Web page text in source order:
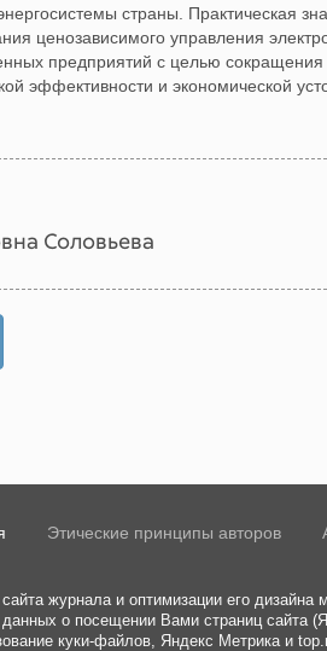
страны. Практическая
ценозависимого управления
предприятий с целью сокращения
эффективности и экономической
Соловьева
Этические принципы авторов
журнала и оптимизации его
данных о посещении Вами страниц
куки-файлов, Яндекс Метрика и